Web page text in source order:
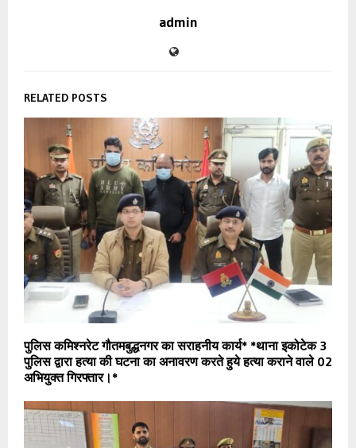
admin
RELATED POSTS
पुलिस कमिश्नरेट गौतमबुद्धनगर का सराहनीय कार्य* *थाना इकोटेक 3
पुलिस द्वारा हत्या की घटना का अनावरण करते हुये हत्या कराने वाले 02
अभियुक्त गिरफ्तार।*